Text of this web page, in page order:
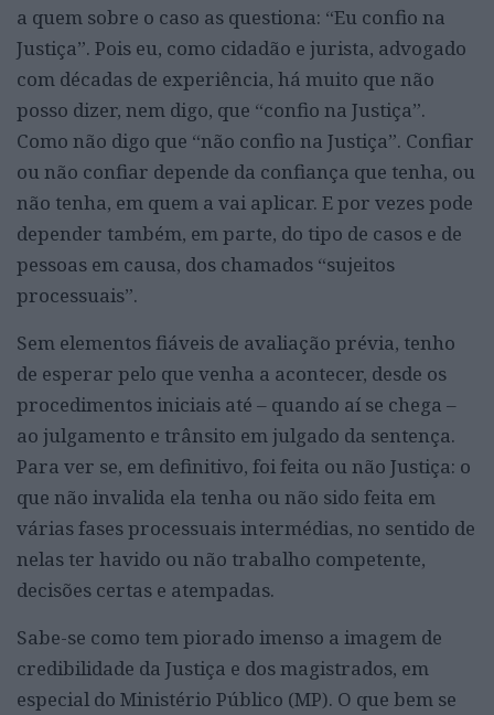
a quem sobre o caso as questiona: “Eu confio na
Justiça”. Pois eu, como cidadão e jurista, advogado
com décadas de experiência, há muito que não
posso dizer, nem digo, que “confio na Justiça”.
Como não digo que “não confio na Justiça”. Confiar
ou não confiar depende da confiança que tenha, ou
não tenha, em quem a vai aplicar. E por vezes pode
depender também, em parte, do tipo de casos e de
pessoas em causa, dos chamados “sujeitos
processuais”.
Sem elementos fiáveis de avaliação prévia, tenho
de esperar pelo que venha a acontecer, desde os
procedimentos iniciais até – quando aí se chega –
ao julgamento e trânsito em julgado da sentença.
Para ver se, em definitivo, foi feita ou não Justiça: o
que não invalida ela tenha ou não sido feita em
várias fases processuais intermédias, no sentido de
nelas ter havido ou não trabalho competente,
decisões certas e atempadas.
Sabe-se como tem piorado imenso a imagem de
credibilidade da Justiça e dos magistrados, em
especial do Ministério Público (MP). O que bem se